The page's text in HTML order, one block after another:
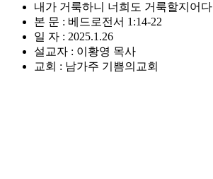
내가 거룩하니 너희도 거룩할지어다
본 문 : 베드로전서 1:14-22
일 자 : 2025.1.26
설교자 : 이황영 목사
교회 : 남가주 기쁨의교회